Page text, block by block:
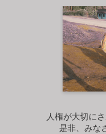
人権が大切に
是非、みな